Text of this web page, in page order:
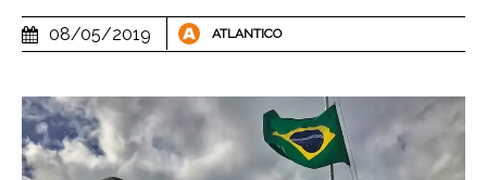
08/05/2019 ATLANTICO